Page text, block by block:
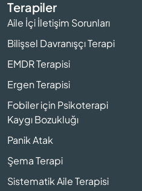
Terapiler
Aile İçi İletişim Sorunları
Bilişsel Davranışçı Terapi
EMDR Terapisi
Ergen Terapisi
Fobiler için Psikoterapi
Kaygı Bozukluğı
Panik Atak
Şema Terapi
Sistematik Aile Terapisi